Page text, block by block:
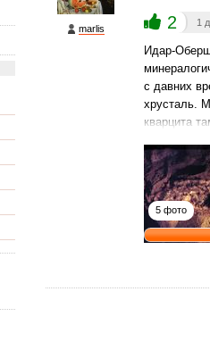
marlis 2 1
Идар-
с давних
хрусталь.
кварцита
5 фото